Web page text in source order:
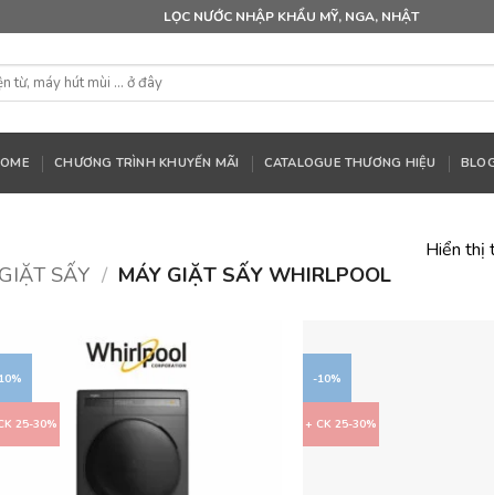
LỌC NƯỚC NHẬP KHẨU MỸ, NGA, NHẬT
CHƯƠNG TRÌNH KHUYẾN MÃI CATALOGUE THƯƠNG HIỆU
SẤY / MÁY GIẶT SẤY WHIRLPOOL
Hiển thị
25-30%
-10%
+ CK 25-30%